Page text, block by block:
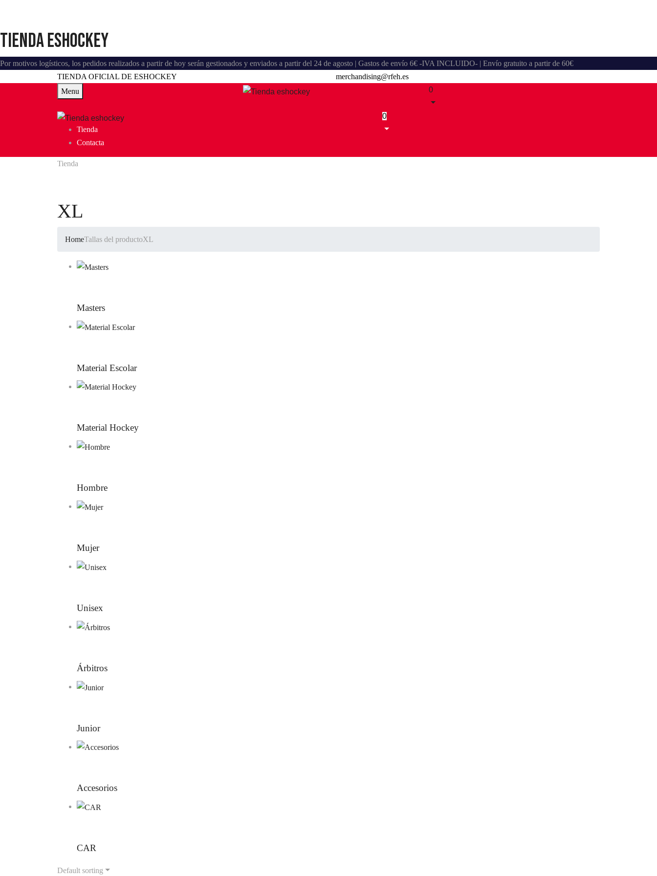
Tienda eshockey
Por motivos logísticos, los pedidos realizados a partir de hoy serán gestionados y enviados a partir del 24 de agosto | Gastos de envío 6€ -IVA INCLUIDO- | Envío gratuito a partir de 60€
TIENDA OFICIAL DE ESHOCKEY
merchandising@rfeh.es
Menu
0
Tienda
Contacta
0
Tienda
XL
HomeTallas del productoXL
Masters
Material Escolar
Material Hockey
Hombre
Mujer
Unisex
Árbitros
Junior
Accesorios
CAR
Default sorting